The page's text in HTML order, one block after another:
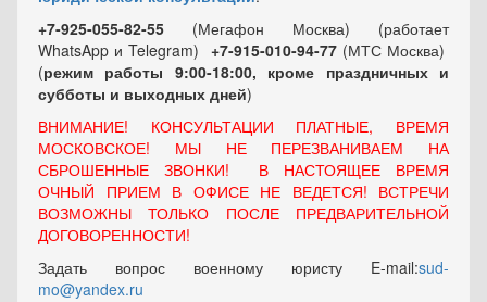
+7-925-055-82-55 (Мегафон Москва) (работает
WhatsApp и Telegram) +7-915-010-94-77 (МТС Москва)
(режим работы 9:00-18:00, кроме праздничных и
субботы и выходных дней)
ВНИМАНИЕ! КОНСУЛЬТАЦИИ ПЛАТНЫЕ, ВРЕМЯ
МОСКОВСКОЕ! МЫ НЕ ПЕРЕЗВАНИВАЕМ НА
СБРОШЕННЫЕ ЗВОНКИ! В НАСТОЯЩЕЕ ВРЕМЯ
ОЧНЫЙ ПРИЕМ В ОФИСЕ НЕ ВЕДЕТСЯ! ВСТРЕЧИ
ВОЗМОЖНЫ ТОЛЬКО ПОСЛЕ ПРЕДВАРИТЕЛЬНОЙ
ДОГОВОРЕННОСТИ!
Задать вопрос военному юристу E-mail:sud-
mo@yandex.ru